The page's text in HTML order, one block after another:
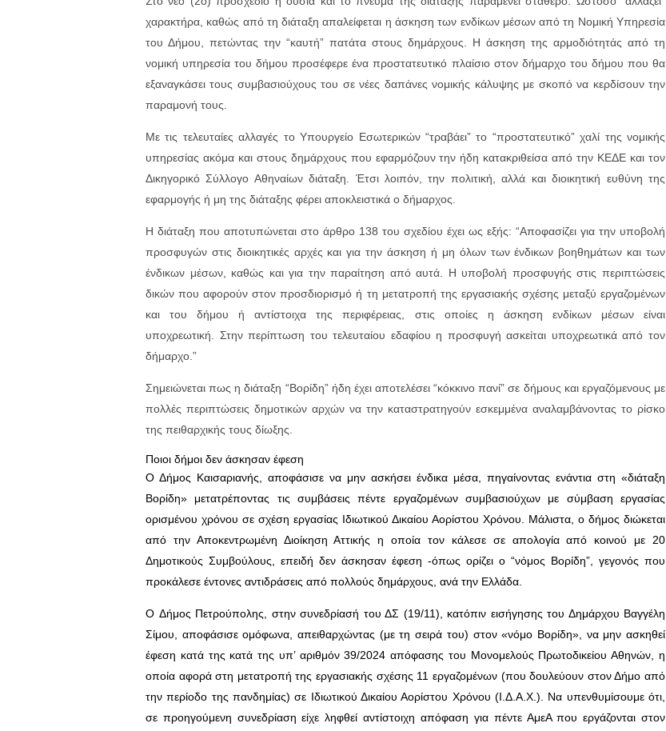
χαρακτήρα, καθώς από τη διάταξη απαλείφεται η άσκηση των ενδίκων μέσων από τη Νομική Υπηρεσία
του Δήμου, πετώντας την “καυτή” πατάτα στους δημάρχους. Η άσκηση της αρμοδιότητάς από τη
νομική υπηρεσία του δήμου προσέφερε ένα προστατευτικό πλαίσιο στον δήμαρχο του δήμου που θα
εξαναγκάσει τους συμβασιούχους του σε νέες δαπάνες νομικής κάλυψης με σκοπό να κερδίσουν την
παραμονή τους.
Με τις τελευταίες αλλαγές το Υπουργείο Εσωτερικών “τραβάει” το “προστατευτικό” χαλί της νομικής
υπηρεσίας ακόμα και στους δημάρχους που εφαρμόζουν την ήδη κατακριθείσα από την ΚΕΔΕ και τον
Δικηγορικό Σύλλογο Αθηναίων διάταξη. Έτσι λοιπόν, την πολιτική, αλλά και διοικητική ευθύνη της
εφαρμογής ή μη της διάταξης φέρει αποκλειστικά ο δήμαρχος.
Η διάταξη που αποτυπώνεται στο άρθρο 138 του σχεδίου έχει ως εξής: “Αποφασίζει για την υποβολή
προσφυγών στις διοικητικές αρχές και για την άσκηση ή μη όλων των ένδικων βοηθημάτων και των
ένδικων μέσων, καθώς και για την παραίτηση από αυτά. Η υποβολή προσφυγής στις περιπτώσεις
δικών που αφορούν στον προσδιορισμό ή τη μετατροπή της εργασιακής σχέσης μεταξύ εργαζομένων
και του δήμου ή αντίστοιχα της περιφέρειας, στις οποίες η άσκηση ενδίκων μέσων είναι
υποχρεωτική. Στην περίπτωση του τελευταίου εδαφίου η προσφυγή ασκείται υποχρεωτικά από τον
δήμαρχο.”
Σημειώνεται πως η διάταξη “Βορίδη” ήδη έχει αποτελέσει “κόκκινο πανί” σε δήμους και εργαζόμενους με
πολλές περιπτώσεις δημοτικών αρχών να την καταστρατηγούν εσκεμμένα αναλαμβάνοντας το ρίσκο
της πειθαρχικής τους δίωξης.
Ποιοι δήμοι δεν άσκησαν έφεση
Ο Δήμος Καισαριανής, αποφάσισε να μην ασκήσει ένδικα μέσα, πηγαίνοντας ενάντια στη «διάταξη
Βορίδη» μετατρέποντας τις συμβάσεις πέντε εργαζομένων συμβασιούχων με σύμβαση εργασίας
ορισμένου χρόνου σε σχέση εργασίας Ιδιωτικού Δικαίου Αορίστου Χρόνου. Μάλιστα, ο δήμος διώκεται
από την Αποκεντρωμένη Διοίκηση Αττικής η οποία τον κάλεσε σε απολογία από κοινού με 20
Δημοτικούς Συμβούλους, επειδή δεν άσκησαν έφεση -όπως ορίζει ο “νόμος Βορίδη”, γεγονός που
προκάλεσε έντονες αντιδράσεις από πολλούς δημάρχους, ανά την Ελλάδα.
Ο Δήμος Πετρούπολης, στην συνεδρίασή του ΔΣ (19/11), κατόπιν εισήγησης του Δημάρχου Βαγγέλη
Σίμου, αποφάσισε ομόφωνα, απειθαρχώντας (με τη σειρά του) στον «νόμο Βορίδη», να μην ασκηθεί
έφεση κατά της κατά της υπ’ αριθμόν 39/2024 απόφασης του Μονομελούς Πρωτοδικείου Αθηνών, η
οποία αφορά στη μετατροπή της εργασιακής σχέσης 11 εργαζομένων (που δουλεύουν στον Δήμο από
την περίοδο της πανδημίας) σε Ιδιωτικού Δικαίου Αορίστου Χρόνου (Ι.Δ.Α.Χ.). Να υπενθυμίσουμε ότι,
σε προηγούμενη συνεδρίαση είχε ληφθεί αντίστοιχη απόφαση για πέντε ΑμεΑ που εργάζονται στον